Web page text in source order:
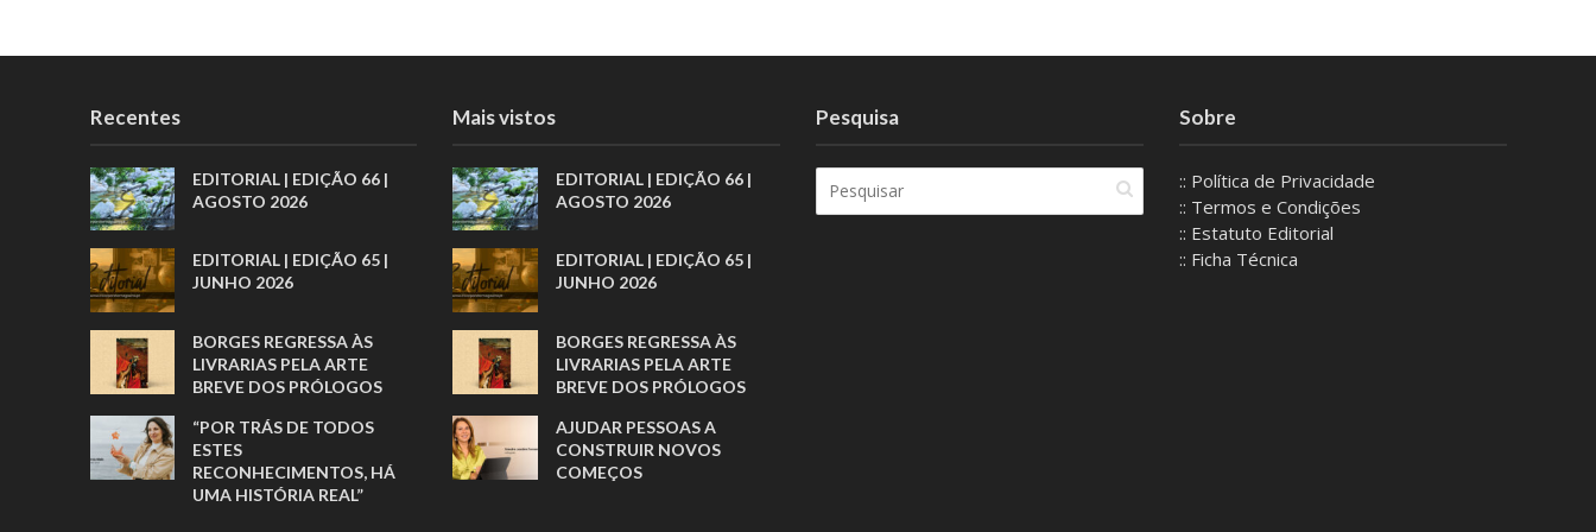
Recentes
EDITORIAL | EDIÇÃO 66 |
AGOSTO 2026
EDITORIAL | EDIÇÃO 65 |
JUNHO 2026
BORGES REGRESSA ÀS
LIVRARIAS PELA ARTE
BREVE DOS PRÓLOGOS
“POR TRÁS DE TODOS
ESTES
RECONHECIMENTOS, HÁ
UMA HISTÓRIA REAL”
Mais vistos
EDITORIAL | EDIÇÃO 66 |
AGOSTO 2026
EDITORIAL | EDIÇÃO 65 |
JUNHO 2026
BORGES REGRESSA ÀS
LIVRARIAS PELA ARTE
BREVE DOS PRÓLOGOS
AJUDAR PESSOAS A
CONSTRUIR NOVOS
COMEÇOS
Pesquisa Sobre
:: Política de Privacidade
:: Termos e Condições
:: Estatuto Editorial
:: Ficha Técnica